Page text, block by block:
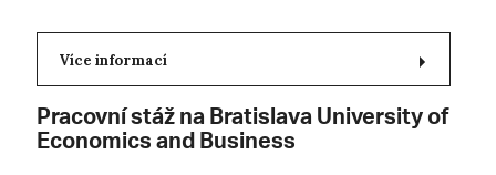
Více informací
Pracovní stáž na Bratislava University of
Economics and Business